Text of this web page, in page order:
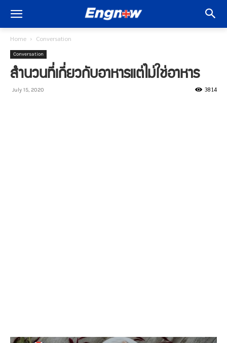
Home Conversation
Conversation
สำนวนที่เกี่ยวกับอาหารแต่ไม่ใช่อาหาร
July 15, 2020 3814